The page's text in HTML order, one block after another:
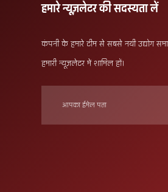
हमारे न्यूज़लेटर की सदस्यता लें
कंपनी के हमारे टीम से सबसे नयी उद्योग
हमारी न्यूज़लेटर में शामिल हों।